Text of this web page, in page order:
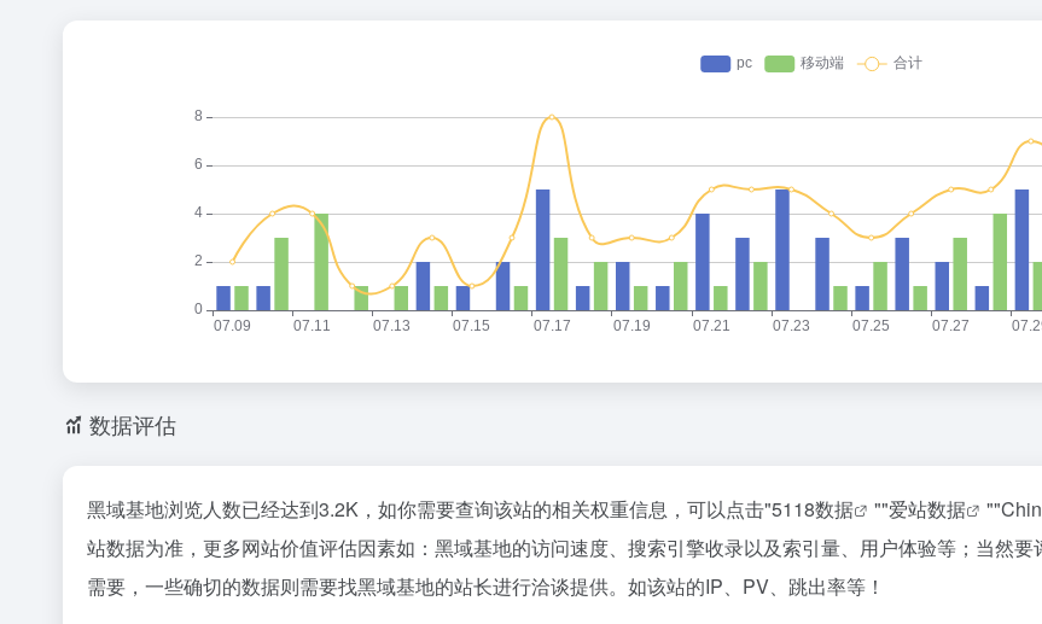
数据评估
黑域基地浏览人数已经达到3.2K，如你需要查询该站的相关权重信息，可以点击"5118数据 ""爱站数据 ""
站数据为准，更多网站价值评估因素如：黑域基地的访问速度、搜索引擎收录以及索引量、用户体验等；当然
需要，一些确切的数据则需要找黑域基地的站长进行洽谈提供。如该站的IP、PV、跳出率等！